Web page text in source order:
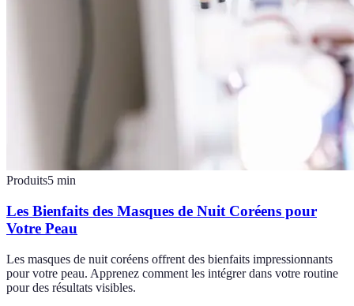
Produits5 min
Les Bienfaits des Masques de Nuit Coréens pour
Votre Peau
Les masques de nuit coréens offrent des bienfaits impressionnants
pour votre peau. Apprenez comment les intégrer dans votre routine
pour des résultats visibles.